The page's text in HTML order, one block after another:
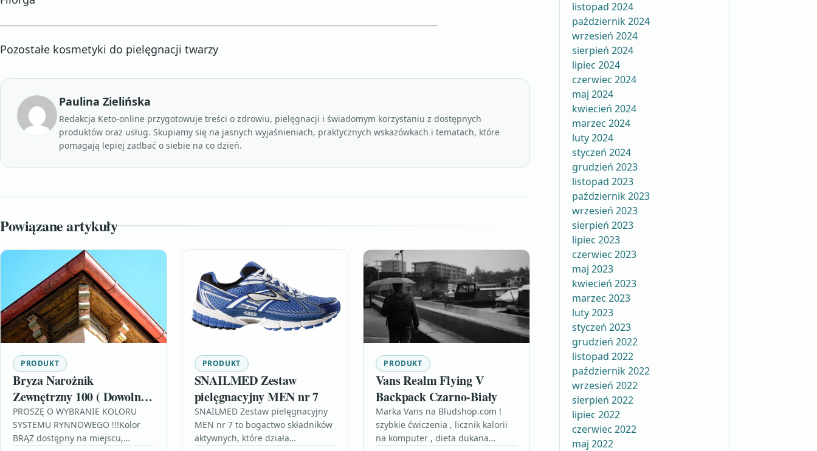
Pozostałe kosmetyki do pielęgnacji twarzy
Paulina Zielińska
Redakcja Keto-online przygotowuje treści o zdrowiu, pielęgnacji i świadomym korzystaniu z dostępnych
produktów oraz usług. Skupiamy się na jasnych wyjaśnieniach, praktycznych wskazówkach i tematach, które
pomagają lepiej zadbać o siebie na co dzień.
Powiązane artykuły
PRODUKT
Bryza Narożnik
Zewnętrzny 100 ( Dowolny
Kąt )
PROSZĘ O WYBRANIE KOLORU
SYSTEMU RYNNOWEGO !!!Kolor
BRĄZ dostępny na miejscu,
PRODUKT
SNAILMED Zestaw
pielęgnacyjny MEN nr 7
SNAILMED Zestaw pielęgnacyjny
MEN nr 7 to bogactwo składników
aktywnych, które działa
PRODUKT
Vans Realm Flying V
Backpack Czarno-Biały
Marka Vans na Bludshop.com !
szybkie ćwiczenia , licznik kalorii
na komputer , dieta dukana
listopad 2024
październik 2024
wrzesień 2024
sierpień 2024
lipiec 2024
czerwiec 2024
maj 2024
kwiecień 2024
marzec 2024
luty 2024
styczeń 2024
grudzień 2023
listopad 2023
październik 2023
wrzesień 2023
sierpień 2023
lipiec 2023
czerwiec 2023
maj 2023
kwiecień 2023
marzec 2023
luty 2023
styczeń 2023
grudzień 2022
listopad 2022
październik 2022
wrzesień 2022
sierpień 2022
lipiec 2022
czerwiec 2022
maj 2022